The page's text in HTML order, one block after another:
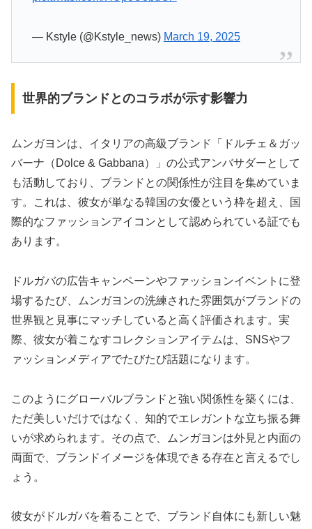
— Kstyle (@Kstyle_news) March 19, 2025
世界的ブランドとのコラボが示す影響力
ムンガヨンは、イタリアの高級ブランド「ドルチェ＆ガッ
バーナ（Dolce & Gabbana）」の公式アンバサダーとして
も活動しており、ブランドとの関係性が注目を集めていま
す。これは、彼女が単なる韓国の女優という枠を超え、国
際的なファッションアイコンとして認められている証でも
あります。
ドルガバの広告キャンペーンやファッションイベントに登
場するたび、ムンガヨンの洗練された雰囲気がブランドの
世界観と見事にマッチしていると高く評価されます。実
際、彼女が着こなすコレクションアイテムは、SNSやフ
ァッションメディアでたびたび話題になります。
このようにグローバルブランドと強い関係性を築くには、
ただ美しいだけではなく、知的でエレガントな立ち振る舞
いが求められます。その点で、ムンガヨンは外見と内面の
両面で、ブランドイメージを体現できる存在と言えるでし
ょう。
彼女がドルガバを着ることで、ブランド自体にも新しい魅